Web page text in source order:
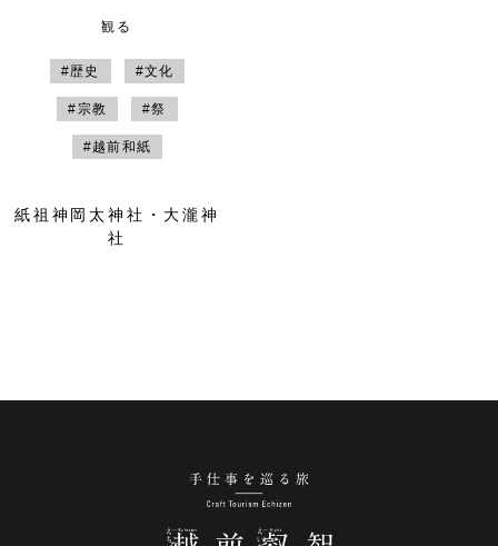
観る
#歴史 #文化
#宗教 #祭
#越前和紙
紙祖神岡太神社・大瀧神
社